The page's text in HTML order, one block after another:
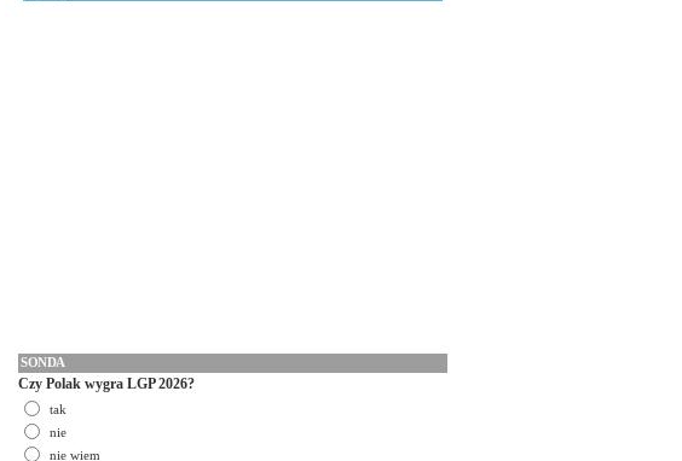
SONDA
Czy Polak wygra LGP 2026?
tak
nie
nie wiem